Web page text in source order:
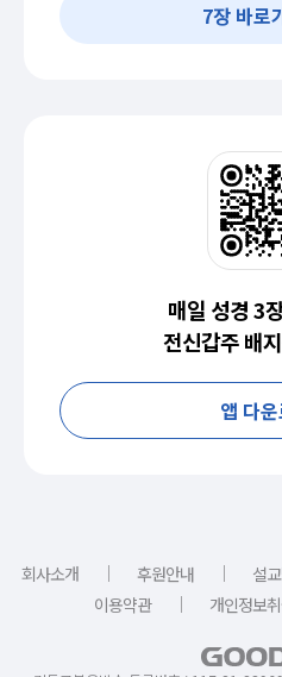
7장 바로
매일 성경 3
전신갑주 배
앱 다
회사소개 ｜ 후원안내 ｜ 설
이용약관
｜ 개인정보